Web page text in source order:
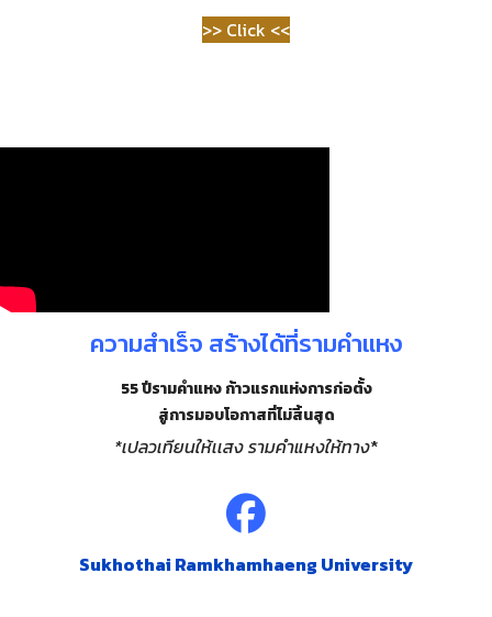
>> Click <<
ความสำเร็จ สร้างได้ที่รามคำแหง
55 ปีรามคำแหง ก้าวแรกแห่งการก่อตั้ง
สู่การมอบโอกาสที่ไม่สิ้นสุด
*เปลวเทียนให้เเสง รามคำแหงให้ทาง*
Sukhothai Ramkhamhaeng University